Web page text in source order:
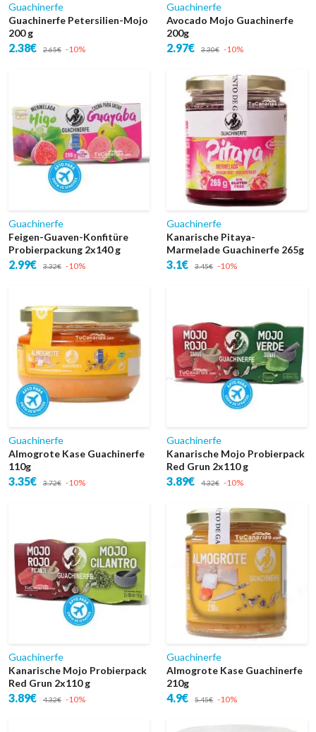
Guachinerfe
Guachinerfe Petersilien-Mojo
200 g
2.38€ 2.65€ -10%
Guachinerfe
Avocado Mojo Guachinerfe
200g
2.97€ 3.30€ -10%
Guachinerfe
Feigen-Guaven-Konfitüre
Probierpackung 2x140 g
2.99€ 3.32€ -10%
Guachinerfe
Kanarische Pitaya-
Marmelade Guachinerfe 265g
3.1€ 3.45€ -10%
Guachinerfe
Almogrote Kase Guachinerfe
110g
3.35€ 3.72€ -10%
Guachinerfe
Kanarische Mojo Probierpack
Red Grun 2x110 g
3.89€ 4.32€ -10%
Guachinerfe
Kanarische Mojo Probierpack
Red Grun 2x110 g
3.89€ 4.32€ -10%
Guachinerfe
Almogrote Kase Guachinerfe
210g
4.9€ 5.45€ -10%